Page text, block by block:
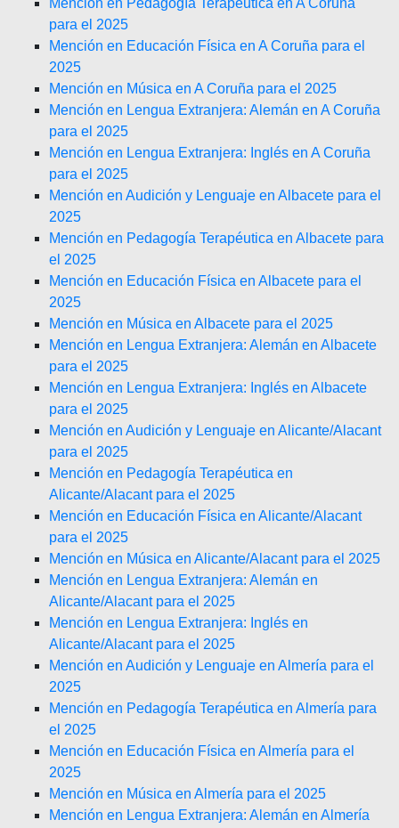
Mención en Pedagogía Terapéutica en A Coruña
para el 2025
Mención en Educación Física en A Coruña para el
2025
Mención en Música en A Coruña para el 2025
Mención en Lengua Extranjera: Alemán en A Coruña
para el 2025
Mención en Lengua Extranjera: Inglés en A Coruña
para el 2025
Mención en Audición y Lenguaje en Albacete para el
2025
Mención en Pedagogía Terapéutica en Albacete para
el 2025
Mención en Educación Física en Albacete para el
2025
Mención en Música en Albacete para el 2025
Mención en Lengua Extranjera: Alemán en Albacete
para el 2025
Mención en Lengua Extranjera: Inglés en Albacete
para el 2025
Mención en Audición y Lenguaje en Alicante/Alacant
para el 2025
Mención en Pedagogía Terapéutica en
Alicante/Alacant para el 2025
Mención en Educación Física en Alicante/Alacant
para el 2025
Mención en Música en Alicante/Alacant para el 2025
Mención en Lengua Extranjera: Alemán en
Alicante/Alacant para el 2025
Mención en Lengua Extranjera: Inglés en
Alicante/Alacant para el 2025
Mención en Audición y Lenguaje en Almería para el
2025
Mención en Pedagogía Terapéutica en Almería para
el 2025
Mención en Educación Física en Almería para el
2025
Mención en Música en Almería para el 2025
Mención en Lengua Extranjera: Alemán en Almería